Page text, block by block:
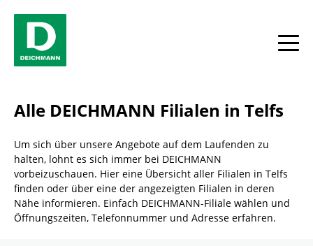
Alle
Alle DEICHMANN Filialen in Telfs
Um sich über unsere Angebote auf dem Laufenden zu
halten, lohnt es sich immer bei DEICHMANN
vorbeizuschauen. Hier eine Übersicht aller Filialen in Telfs
finden oder über eine der angezeigten Filialen in deren
Nähe informieren. Einfach DEICHMANN-Filiale wählen und
Öffnungszeiten, Telefonnummer und Adresse erfahren.